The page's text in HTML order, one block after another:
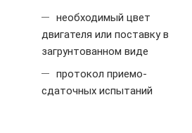
необходимый цвет
двигателя или поставку в
загрунтованном виде
протокол приемо-
сдаточных испытаний